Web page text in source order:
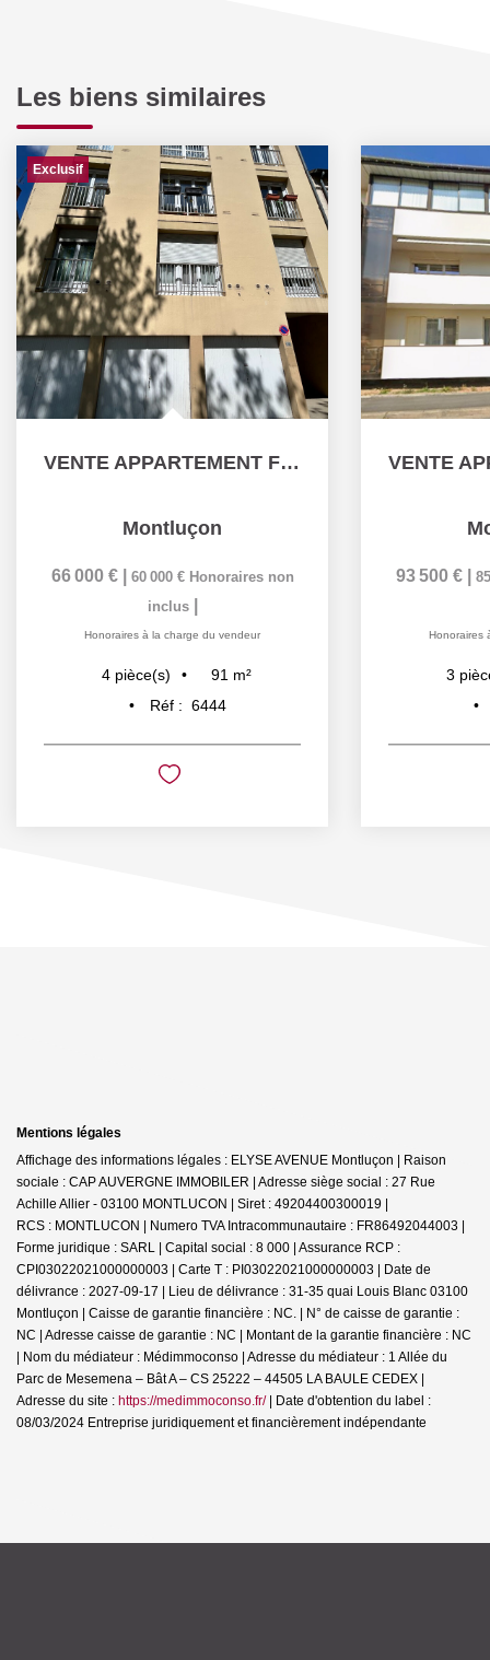
Les biens similaires
Exclusif
VENTE APPARTEMENT F4 AVEC GARAGE ET PARKING PRIVATIF !!!...
Montluçon
66 000 € 60 000 € Honoraires non
inclus
Honoraires à la charge du vendeur
4 pièce(s) 91 m²
Réf : 6444
93 500 €
Honoraires
3
Mentions légales
Affichage des informations légales : ELYSE AVENUE Montluçon | Raison
sociale : CAP AUVERGNE IMMOBILER | Adresse siège social : 27 Rue
Achille Allier - 03100 MONTLUCON | Siret : 49204400300019 |
RCS : MONTLUCON | Numero TVA Intracommunautaire : FR86492044003 |
Forme juridique : SARL | Capital social : 8 000 | Assurance RCP :
CPI03022021000000003 | Carte T : PI03022021000000003 | Date de
délivrance : 2027-09-17 | Lieu de délivrance : 31-35 quai Louis Blanc 03100
Montluçon | Caisse de garantie financière : NC. | N° de caisse de garantie :
NC | Adresse caisse de garantie : NC | Montant de la garantie financière : NC
| Nom du médiateur : Médimmoconso | Adresse du médiateur : 1 Allée du
Parc de Mesemena – Bât A – CS 25222 – 44505 LA BAULE CEDEX |
Adresse du site : https://medimmoconso.fr/| Date d'obtention du label :
08/03/2024 Entreprise juridiquement et financièrement indépendante